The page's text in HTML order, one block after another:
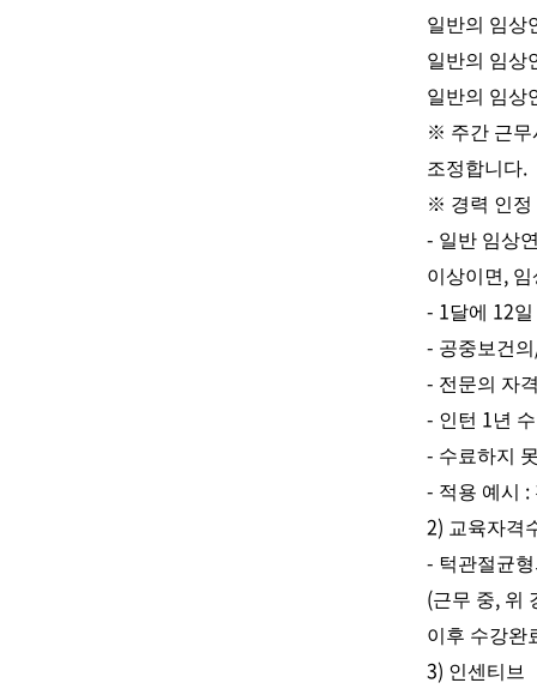
일반의 임상
일반의 임상
일반의 임상
※ 주간 근
조정합니다.
※ 경력 인정
- 일반 임상
이상이면 ,
- 1 달에 12
- 공중보건의
- 전문의 자
- 인턴 1 년
- 수료하지
- 적용 예시 :
2) 교육자격
- 턱관절균
(근무 중, 위
이후 수강완
3) 인센티브